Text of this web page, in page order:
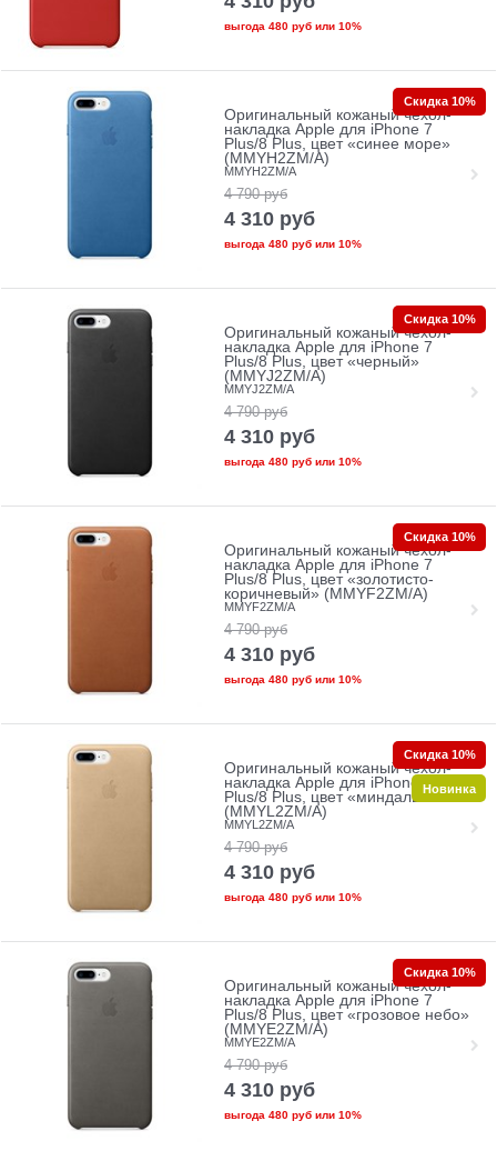
выгода 480 рубили 10%
Оригинальный кожаный чехол-
накладка Apple для iPhone 7
Plus/8 Plus, цвет «синее море»
(MMYH2ZM/A)
MMYH2ZM/A
4 790 руб
4 310 руб
выгода 480 рубили 10%
Скидка 10%
Оригинальный кожаный чехол-
накладка Apple для iPhone 7
Plus/8 Plus, цвет «черный»
(MMYJ2ZM/A)
MMYJ2ZM/A
4 790 руб
4 310 руб
выгода 480 рубили 10%
Скидка 10%
Оригинальный кожаный чехол-
накладка Apple для iPhone 7
Plus/8 Plus, цвет «золотисто-
коричневый» (MMYF2ZM/A)
MMYF2ZM/A
4 790 руб
4 310 руб
выгода 480 рубили 10%
Скидка 10%
Оригинальный кожаный чехол-
накладка Apple для iPhone 7
Plus/8 Plus, цвет «миндальный»
(MMYL2ZM/A)
MMYL2ZM/A
4 790 руб
4 310 руб
выгода 480 рубили 10%
Скидка 10%
Новинка
Оригинальный кожаный чехол-
накладка Apple для iPhone 7
Plus/8 Plus, цвет «грозовое небо»
(MMYE2ZM/A)
MMYE2ZM/A
4 790 руб
4 310 руб
выгода 480 рубили 10%
Скидка 10%